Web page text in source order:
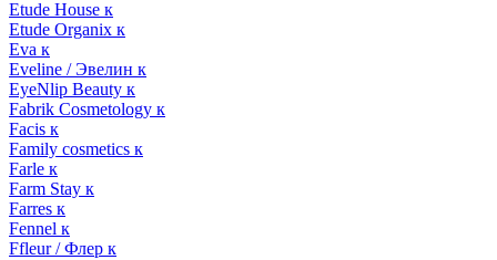
Etude House к
Etude Organix к
Eva к
Eveline / Эвелин к
EyeNlip Beauty к
Fabrik Cosmetology к
Facis к
Family cosmetics к
Farle к
Farm Stay к
Farres к
Fennel к
Ffleur / Флер к